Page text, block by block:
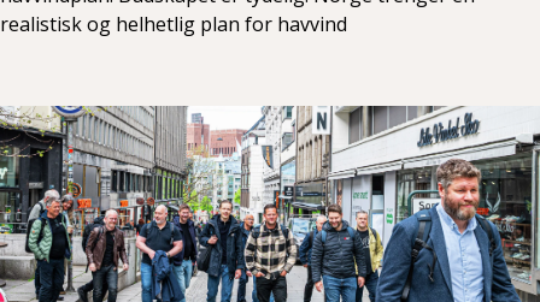
realistisk og helhetlig plan for havvind